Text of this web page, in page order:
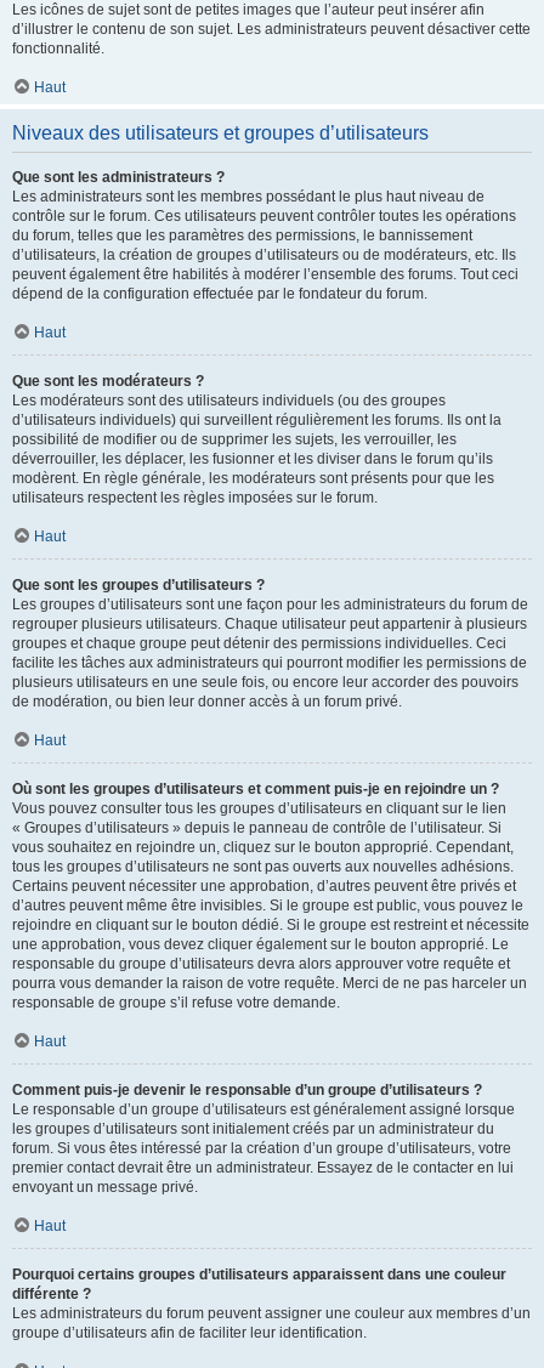
Les icônes de sujet sont de petites images que l’auteur peut insérer afin
d’illustrer le contenu de son sujet. Les administrateurs peuvent désactiver cette
fonctionnalité.
Haut
Niveaux des utilisateurs et groupes d’utilisateurs
Que sont les administrateurs ?
Les administrateurs sont les membres possédant le plus haut niveau de
contrôle sur le forum. Ces utilisateurs peuvent contrôler toutes les opérations
du forum, telles que les paramètres des permissions, le bannissement
d’utilisateurs, la création de groupes d’utilisateurs ou de modérateurs, etc. Ils
peuvent également être habilités à modérer l’ensemble des forums. Tout ceci
dépend de la configuration effectuée par le fondateur du forum.
Haut
Que sont les modérateurs ?
Les modérateurs sont des utilisateurs individuels (ou des groupes
d’utilisateurs individuels) qui surveillent régulièrement les forums. Ils ont la
possibilité de modifier ou de supprimer les sujets, les verrouiller, les
déverrouiller, les déplacer, les fusionner et les diviser dans le forum qu’ils
modèrent. En règle générale, les modérateurs sont présents pour que les
utilisateurs respectent les règles imposées sur le forum.
Haut
Que sont les groupes d’utilisateurs ?
Les groupes d’utilisateurs sont une façon pour les administrateurs du forum de
regrouper plusieurs utilisateurs. Chaque utilisateur peut appartenir à plusieurs
groupes et chaque groupe peut détenir des permissions individuelles. Ceci
facilite les tâches aux administrateurs qui pourront modifier les permissions de
plusieurs utilisateurs en une seule fois, ou encore leur accorder des pouvoirs
de modération, ou bien leur donner accès à un forum privé.
Haut
Où sont les groupes d’utilisateurs et comment puis-je en rejoindre un ?
Vous pouvez consulter tous les groupes d’utilisateurs en cliquant sur le lien
« Groupes d’utilisateurs » depuis le panneau de contrôle de l’utilisateur. Si
vous souhaitez en rejoindre un, cliquez sur le bouton approprié. Cependant,
tous les groupes d’utilisateurs ne sont pas ouverts aux nouvelles adhésions.
Certains peuvent nécessiter une approbation, d’autres peuvent être privés et
d’autres peuvent même être invisibles. Si le groupe est public, vous pouvez le
rejoindre en cliquant sur le bouton dédié. Si le groupe est restreint et nécessite
une approbation, vous devez cliquer également sur le bouton approprié. Le
responsable du groupe d’utilisateurs devra alors approuver votre requête et
pourra vous demander la raison de votre requête. Merci de ne pas harceler un
responsable de groupe s’il refuse votre demande.
Haut
Comment puis-je devenir le responsable d’un groupe d’utilisateurs ?
Le responsable d’un groupe d’utilisateurs est généralement assigné lorsque
les groupes d’utilisateurs sont initialement créés par un administrateur du
forum. Si vous êtes intéressé par la création d’un groupe d’utilisateurs, votre
premier contact devrait être un administrateur. Essayez de le contacter en lui
envoyant un message privé.
Haut
Pourquoi certains groupes d’utilisateurs apparaissent dans une couleur
différente ?
Les administrateurs du forum peuvent assigner une couleur aux membres d’un
groupe d’utilisateurs afin de faciliter leur identification.